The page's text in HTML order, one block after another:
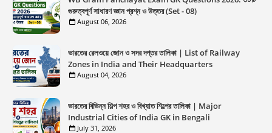
গুরুত্বপূর্ণ সাধারণ জ্ঞান প্রশ্ন ও উত্তর (Set - 08)
August 06, 2026
ভারতের রেলওয়ে জোন ও সদর দপ্তর তালিকা | List of Railway
Zones in India and Their Headquarters
August 04, 2026
ভারতের বিভিন্ন শিল্প শহর ও বিখ্যাত শিল্পের তালিকা | Major
Industrial Cities of India GK in Bengali
July 31, 2026